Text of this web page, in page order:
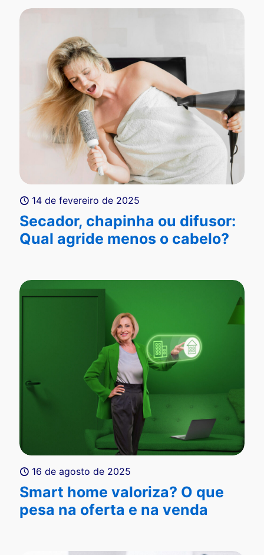
14 de fevereiro de 2025
Secador, chapinha ou difusor:
Qual agride menos o cabelo?
16 de agosto de 2025
Smart home valoriza? O que
pesa na oferta e na venda